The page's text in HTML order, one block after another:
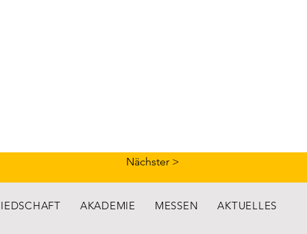
Nächster >
AKADEMIE MESSEN AKTUELLES